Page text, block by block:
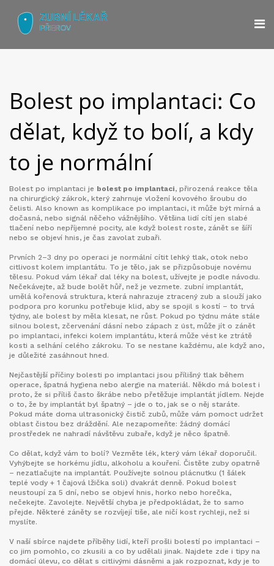
Bolest po implantaci: Co
dělat, když to bolí, a kdy
to je normální
Bolest po implantaci je bolest po implantaci, přirozená reakce těla
na chirurgický zákrok, který zahrnuje vložení kovového šroubu do
čelisti. Also known as komplikace po implantaci, it může být mírná a
dočasná, nebo signál něčeho vážnějšího. Většina lidí cítí jen slabé
tlačení nebo nepříjemné pocity, ale když bolest roste, zánět se šíří
nebo se objeví hnis, je čas zavolat zubaři.
Prvních 2–3 dny po operaci je normální cítit lehký tlak, otok nebo
citlivost kolem implantátu. To je tělo, jak se přizpůsobuje novému
tělesu. Pokud vám lékař dal léky na bolest, užívejte je podle návodu.
Nečekávejte, až bude bolět hůř, než je vezmete. zubní implantát,
umělá kořenová struktura, která nahrazuje ztracený zub a slouží jako
podpora pro korunku potřebuje klid, aby se spojil s kostí – to trvá
týdny, ale bolest by měla klesat, ne růst. Pokud po týdnu máte stále
silnou bolest, zčervenání dásní nebo zápach z úst, může jít o zánět
po implantaci, infekci kolem implantátu, která může vést ke ztrátě
kosti a selhání celého zákroku. To se nestane každému, ale když ano,
je důležité zasáhnout hned.
Nejčastější příčiny bolesti po implantaci jsou přílišný tlak během
operace, špatná hygiena nebo alergie na materiál. Někdo má bolest i
proto, že si příliš často škrábe nebo přetěžuje implantát jídlem. Nejde
o to, že by implantát byl špatný – jde o to, jak se o něj staráte.
Pokud máte doma ultrasonický čistič zubů, může vám pomoct udržet
oblast čistou bez dráždění. Ale nezapomeňte: žádný domácí
prostředek ne nahradí návštěvu zubaře, když je něco špatně.
Co dělat, když vám to bolí? Vezměte lék, který vám lékař doporučil.
Vyhýbejte se horkému jídlu, alkoholu a kouření. Čistěte zuby opatrně
– nezatlačujte na implantát. Používejte solnou plácnutku (1 šálek
teplé vody + 1 čajová lžička soli) dvakrát denně. Pokud bolest
neustoupí za 5 dní, nebo se objeví hnis, horko nebo horečka,
nečekejte. Zavolejte. Největší chyba je předpokládat, že to samo
přejde. Některé záněty se rozvíjejí tiše, ale ničí kost rychleji, než si
myslíte.
V naší sbírce najdete příběhy lidí, kteří prošli bolestí po implantaci –
co jim pomohlo, co zkusili a co by udělali jinak. Najdete zde i tipy na
domácí úlevu, co dělat s citlivými dásněmi a jak rozpoznat, kdy je to